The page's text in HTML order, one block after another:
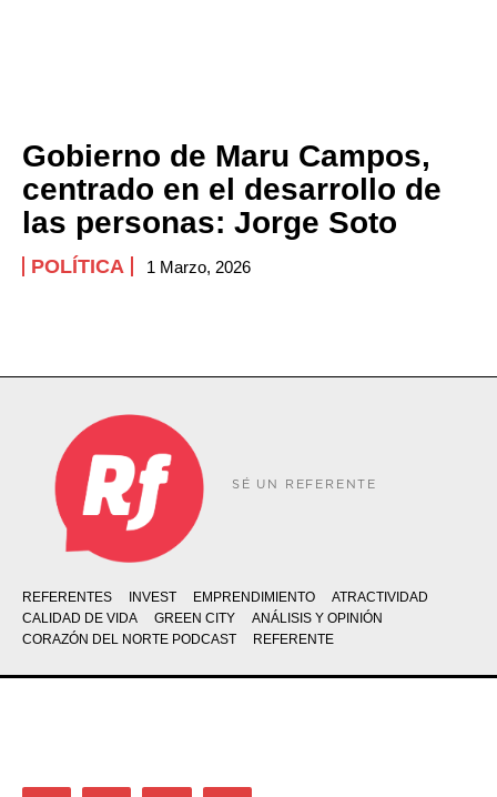
Gobierno de Maru Campos,
centrado en el desarrollo de
las personas: Jorge Soto
POLÍTICA 1 Marzo, 2026
SÉ UN REFERENTE
REFERENTES INVEST EMPRENDIMIENTO
ATRACTIVIDAD
CALIDAD DE VIDA
GREEN CITY
ANÁLISIS Y OPINIÓN
CORAZÓN DEL NORTE PODCAST
REFERENTE